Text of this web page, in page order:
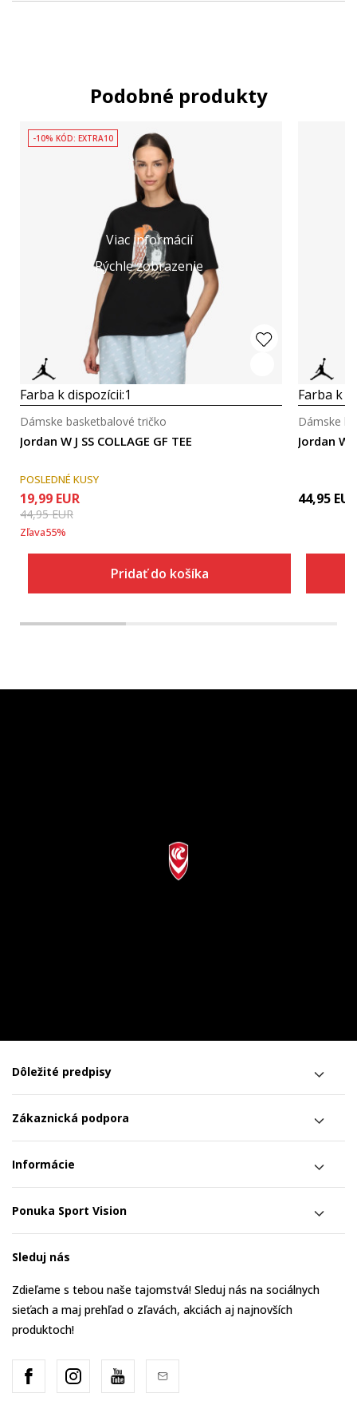
Podobné produkty
Viac informácií
Rýchle zobrazenie
-10% KÓD: EXTRA10
Farba k dispozícii:1
Jordan W J SS COLLAGE GF TEE
Dámske basketbalové tričko
POSLEDNÉ KUSY
19,99 EUR
44,95EUR
Zľava55%
Pridať do košíka
Farba k
Jordan W
Dámske
44,95 EUR
Dôležité predpisy
Zákaznická podpora
Informácie
Ponuka Sport Vision
Sleduj nás
Zdieľame s tebou naše tajomstvá! Sleduj nás na sociálnych
sieťach a maj prehľad o zľavách, akciách aj najnovších
produktoch!